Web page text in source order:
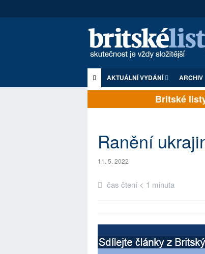
AKTUÁLNÍ VYDÁNÍ ARCHIV
Britské listy
Ranění
11. 5. 2022
čas čtení < 1 minuta